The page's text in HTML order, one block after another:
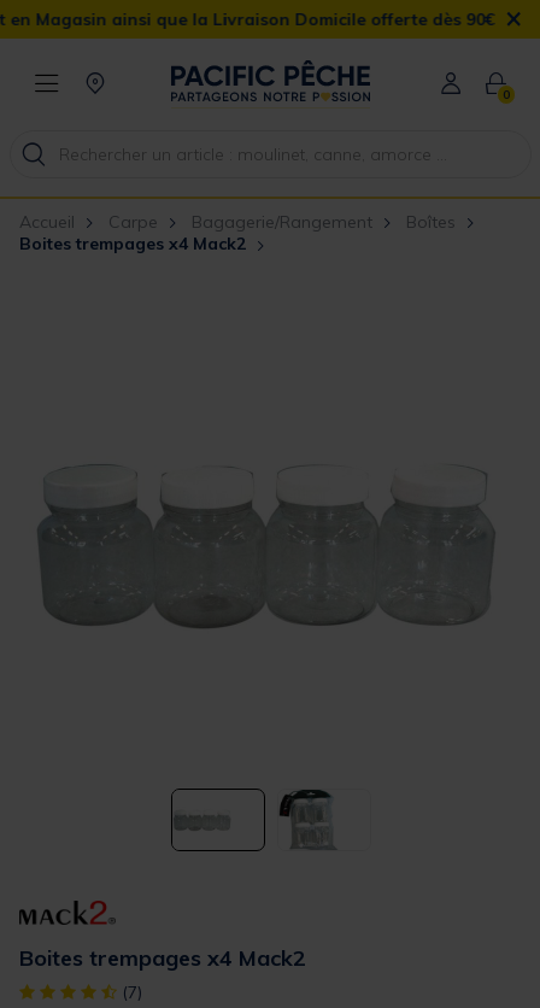
ainsi que la Livraison Domicile offerte dès 90€ ×
0
Accueil Carpe Bagagerie/Rangement
Boîtes
Boites trempages x4 Mack2
Boites trempages x4 Mack2
[object Object] out of 5 Customer Rating
(7)